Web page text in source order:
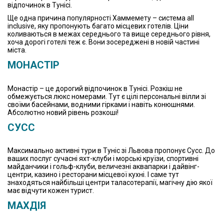
відпочинок в Тунісі.
Ще одна причина популярності Хаммемету – система all
inclusive, яку пропонують багато місцевих готелів. Ціни
коливаються в межах середнього та вище середнього рівня,
хоча дорогі готелі теж є. Вони зосереджені в новій частині
міста.
МОНАСТІР
Монастір – це дорогий відпочинок в Тунісі. Розкіш не
обмежується люкс номерами. Тут є цілі персональні вілли зі
своїми басейнами, водними гірками і навіть конюшнями.
Абсолютно новий рівень розкоші!
СУСС
Максимально активні тури в Туніс зі Львова пропонує Сусс. До
ваших послуг сучасні яхт-клуби і морські круїзи, спортивні
майданчики і гольф-клуби, величезні аквапарки і дайвінг-
центри, казино і ресторани місцевої кухні. І саме тут
знаходяться найбільші центри таласотерапії, магічну дію якої
має відчути кожен турист.
МАХДІЯ